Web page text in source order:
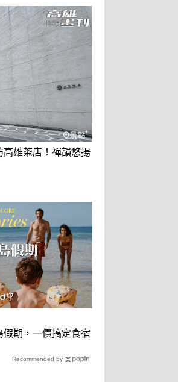
高雄茶店！禪韻悠揚
期，一價搞定食宿
Recommended by